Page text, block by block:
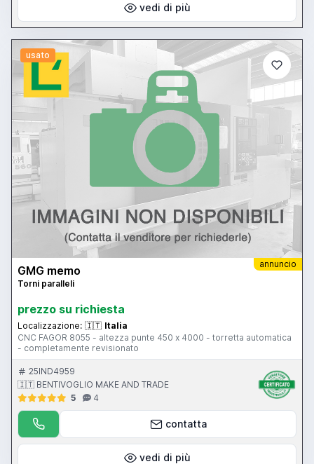
vedi di più
usato
annuncio
GMG memo
Torni paralleli
prezzo su richiesta
Localizzazione: 🇮🇹 Italia
CNC FAGOR 8055 - altezza punte 450 x 4000 - torretta automatica
- completamente revisionato
25IND4959
🇮🇹 BENTIVOGLIO MAKE AND TRADE
5
4
contatta
vedi di più